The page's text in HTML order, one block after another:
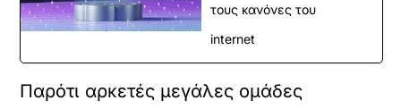
τους κανόνες του
internet
Παρότι αρκετές μεγάλες ομάδες